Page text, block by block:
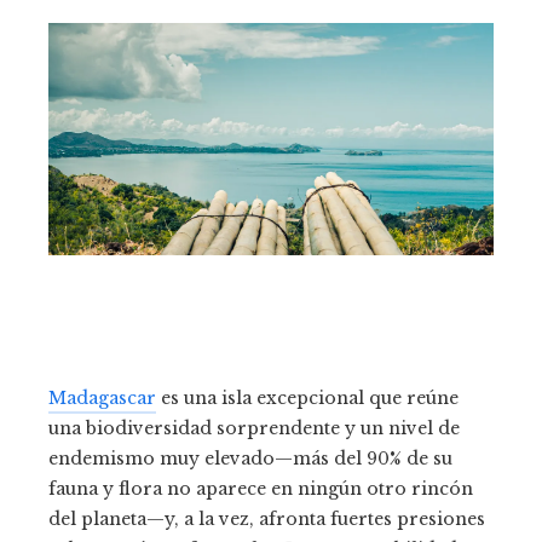
Madagascar es una isla excepcional que reúne
una biodiversidad sorprendente y un nivel de
endemismo muy elevado—más del 90% de su
fauna y flora no aparece en ningún otro rincón
del planeta—y, a la vez, afronta fuertes presiones